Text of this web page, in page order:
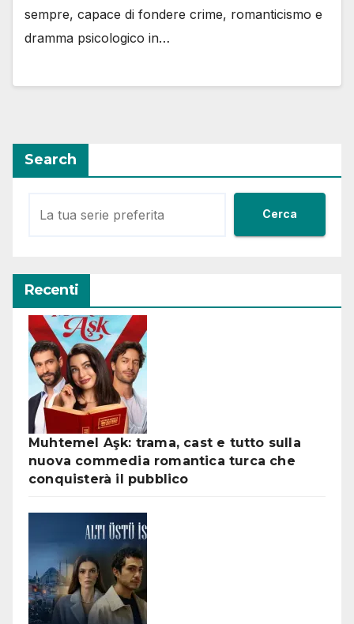
sempre, capace di fondere crime, romanticismo e
dramma psicologico in…
Search
Cerca
Recenti
Muhtemel Aşk: trama, cast e tutto sulla
nuova commedia romantica turca che
conquisterà il pubblico